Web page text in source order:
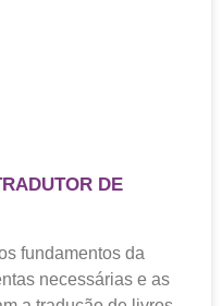
DE
fundamentos da
necessárias e as